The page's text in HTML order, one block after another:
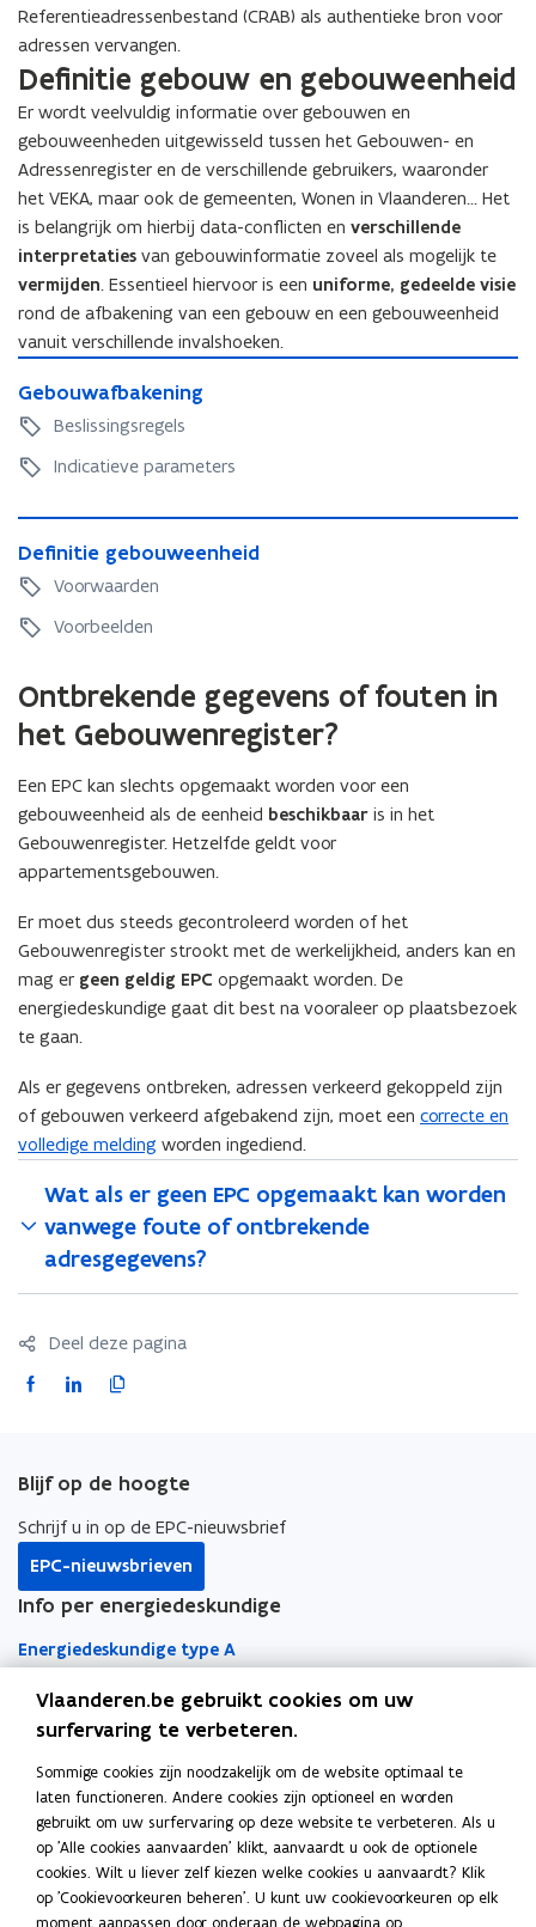
Referentieadressenbestand (CRAB) als authentieke bron voor
adressen vervangen.
Definitie gebouw en gebouweenheid
Er wordt veelvuldig informatie over gebouwen en
gebouweenheden uitgewisseld tussen het Gebouwen- en
Adressenregister en de verschillende gebruikers, waaronder
het VEKA, maar ook de gemeenten, Wonen in Vlaanderen... Het
is belangrijk om hierbij data-conflicten en verschillende
interpretaties van gebouwinformatie zoveel als mogelijk te
vermijden. Essentieel hiervoor is een uniforme, gedeelde visie
rond de afbakening van een gebouw en een gebouweenheid
vanuit verschillende invalshoeken.
e
b
u
a
f
a
k
i
n
g
Gebouwafbakening
G
e
b
o
w
a
f
b
a
n
i
n
Beslissingsregels
Indicatieve parameters
e
f
n
i
e
e
b
o
u
w
e
n
h
e
i
Definitie gebouweenheid
D
e
i
t
i
e
g
b
o
u
e
e
n
h
e
d
Voorwaarden
Voorbeelden
Ontbrekende gegevens of fouten in
het Gebouwenregister?
Een EPC kan slechts opgemaakt worden voor een
gebouweenheid als de eenheid beschikbaar is in het
Gebouwenregister. Hetzelfde geldt voor
appartementsgebouwen.
Er moet dus steeds gecontroleerd worden of het
Gebouwenregister strookt met de werkelijkheid, anders kan en
mag er geen geldig EPC opgemaakt worden. De
energiedeskundige gaat dit best na vooraleer op plaatsbezoek
te gaan.
Als er gegevens ontbreken, adressen verkeerd gekoppeld zijn
of gebouwen verkeerd afgebakend zijn, moet een correcte en
volledige melding worden ingediend.
Wat als er geen EPC opgemaakt kan worden
vanwege foute of ontbrekende
adresgegevens?
Deel deze pagina
F
b
o
o
p
e
L
e
d
o
p
e
n
t
n
i
e
u
K
e
e
i
n
k
n
a
r
l
e
m
Blijf op de hoogte
Schrijf u in op de EPC-nieuwsbrief
EPC-nieuwsbrieven
Info per energiedeskundige
Energiedeskundige type A
Energiedeskundige type D
Snel naar
EPC-regelgeving
EPC-wegwijzer
EPC Overzicht voor de burger
Software
Vlaanderen.be gebruikt cookies om uw
surfervaring te verbeteren.
Sommige cookies zijn noodzakelijk om de website optimaal te
laten functioneren. Andere cookies zijn optioneel en worden
gebruikt om uw surfervaring op deze website te verbeteren. Als u
op 'Alle cookies aanvaarden' klikt, aanvaardt u ook de optionele
cookies. Wilt u liever zelf kiezen welke cookies u aanvaardt? Klik
op 'Cookievoorkeuren beheren'. U kunt uw cookievoorkeuren op elk
moment aanpassen door onderaan de webpagina op